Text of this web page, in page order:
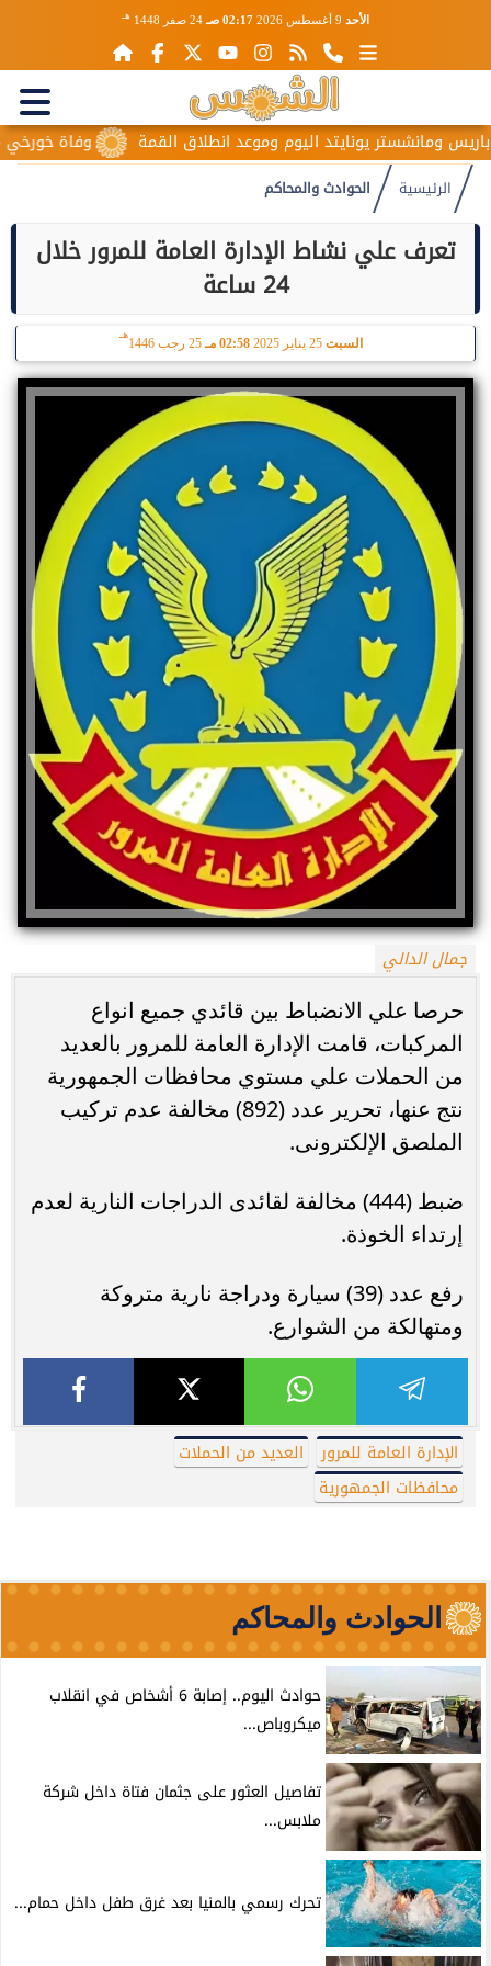
الأحد 02:17 صـ 24 صفر 1448 هـ
وفاة خورخي ومانشستر يونايتد اليوم وموعد انطلاق القمة
الرئيسية الحوادث والمحاكم
تعرف علي نشاط الإدارة العامة للمرور خلال
24 ساعة
السبت 02:58 مـ 25 رجب 1446
هـ
جمال الدالي
حرصا علي الانضباط بين قائدي جميع انواع
المركبات، قامت الإدارة العامة للمرور بالعديد
من الحملات علي مستوي محافظات الجمهورية
نتج عنها، تحرير عدد (892) مخالفة عدم تركيب
الملصق الإلكترونى.
ضبط (444) مخالفة لقائدى الدراجات النارية لعدم
إرتداء الخوذة.
رفع عدد (39) سيارة ودراجة نارية متروكة
ومتهالكة من الشوارع.
الإدارة العامة للمرور
العديد من الحملات
محافظات الجمهورية
الحوادث والمحاكم
حوادث اليوم.. إصابة 6 أشخاص في انقلاب
ميكروباص...
تفاصيل العثور على جثمان فتاة داخل شركة
ملابس...
تحرك رسمي بالمنيا بعد غرق طفل داخل حمام...